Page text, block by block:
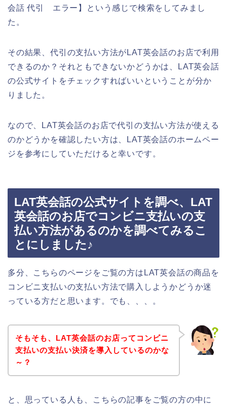
会話 代引 エラー】という感じで検索をしてみまし
た。
その結果、代引の支払い方法がLAT英会話のお店で利用
できるのか？それともできないかどうかは、LAT英会話
の公式サイトをチェックすればいいということが分か
りました。
なので、LAT英会話のお店で代引の支払い方法が使える
のかどうかを確認したい方は、LAT英会話のホームペー
ジを参考にしていただけると幸いです。
LAT英会話の公式サイトを調べ、LAT
英会話のお店でコンビニ支払いの支
払い方法があるのかを調べてみるこ
とにしました♪
多分、こちらのページをご覧の方はLAT英会話の商品を
コンビニ支払いの支払い方法で購入しようかどうか迷
っている方だと思います。でも、、、。
そもそも、LAT英会話のお店ってコンビニ
支払いの支払い決済を導入しているのかな
～？
と、思っている人も、こちらの記事をご覧の方の中に